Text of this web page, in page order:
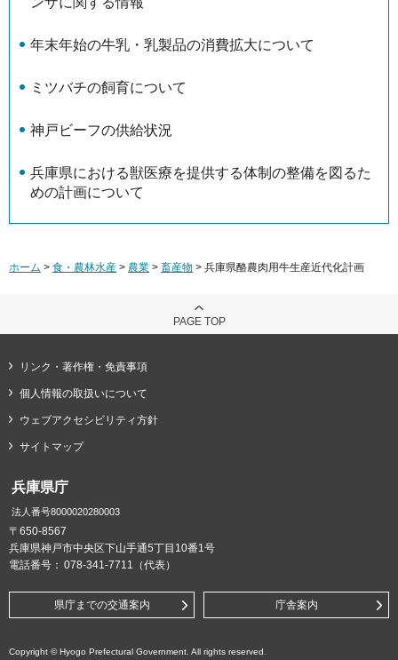
年末年始の牛乳・乳製品の消費拡大について
ミツバチの飼育について
神戸ビーフの供給状況
兵庫県における獣医療を提供する体制の整備を図るた
めの計画について
ホーム > 食・農林水産 > 農業 > 畜産物 > 兵庫県酪農肉用牛生産近代化計画
PAGE TOP
リンク・著作権・免責事項
個人情報の取扱いについて
ウェブアクセシビリティ方針
サイトマップ
兵庫県庁
法人番号8000020280003
〒650-8567
兵庫県神戸市中央区下山手通5丁目10番1号
電話番号： 078-341-7711（代表）
県庁までの交通案内 庁舎案内
Copyright © Hyogo Prefectural Government. All rights reserved.